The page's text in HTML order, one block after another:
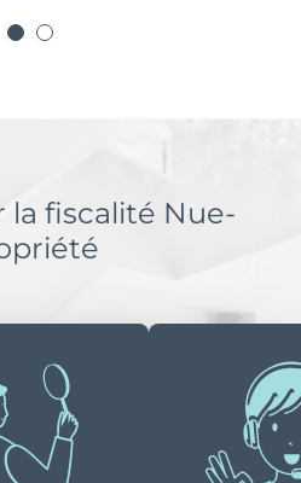
la fiscalité Nue-